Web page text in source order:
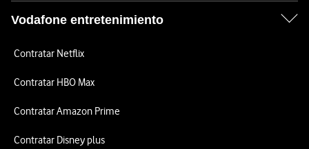
Vodafone entretenimiento
Contratar Netflix
Contratar HBO Max
Contratar Amazon Prime
Contratar Disney plus